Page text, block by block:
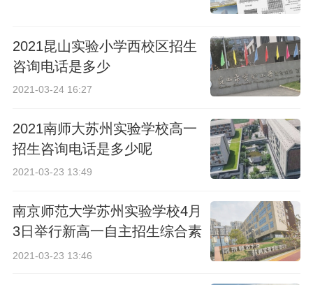
2021昆山实验小学西校区招生
咨询电话是多少
2021-03-24 16:27
2021南师大苏州实验学校高一
招生咨询电话是多少呢
2021-03-23 13:49
南京师范大学苏州实验学校4月
3日举行新高一自主招生综合素
质考查
2021-03-23 13:46